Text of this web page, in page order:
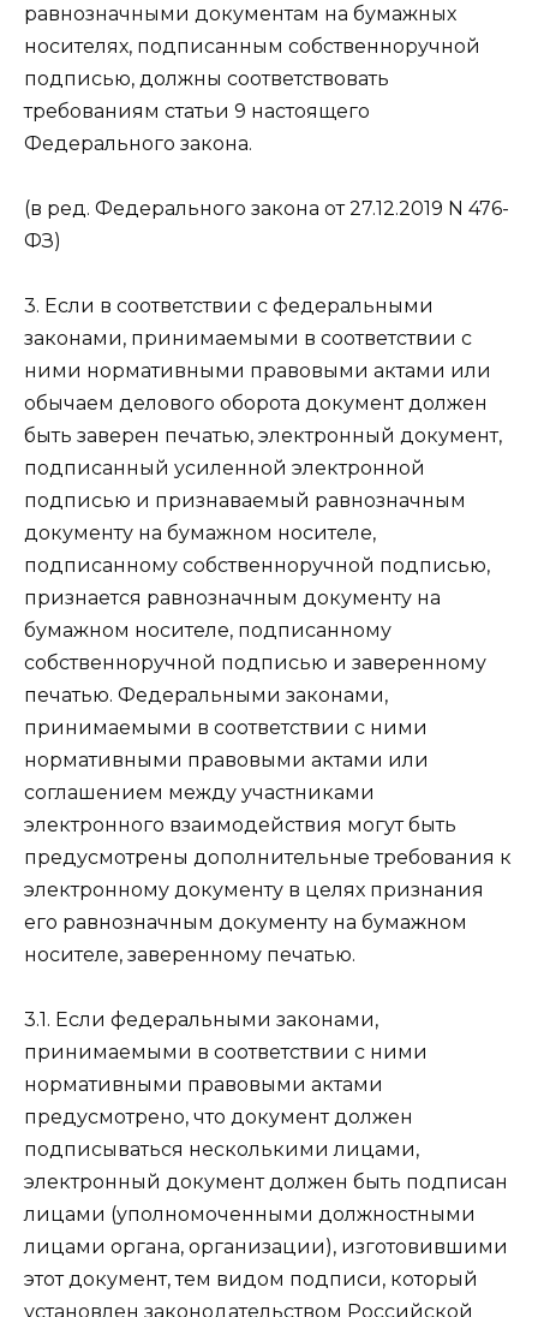
равнозначными документам на бумажных
носителях, подписанным собственноручной
подписью, должны соответствовать
требованиям статьи 9 настоящего
Федерального закона.
(в ред. Федерального закона от 27.12.2019 N 476-
ФЗ)
3. Если в соответствии с федеральными
законами, принимаемыми в соответствии с
ними нормативными правовыми актами или
обычаем делового оборота документ должен
быть заверен печатью, электронный документ,
подписанный усиленной электронной
подписью и признаваемый равнозначным
документу на бумажном носителе,
подписанному собственноручной подписью,
признается равнозначным документу на
бумажном носителе, подписанному
собственноручной подписью и заверенному
печатью. Федеральными законами,
принимаемыми в соответствии с ними
нормативными правовыми актами или
соглашением между участниками
электронного взаимодействия могут быть
предусмотрены дополнительные требования к
электронному документу в целях признания
его равнозначным документу на бумажном
носителе, заверенному печатью.
3.1. Если федеральными законами,
принимаемыми в соответствии с ними
нормативными правовыми актами
предусмотрено, что документ должен
подписываться несколькими лицами,
электронный документ должен быть подписан
лицами (уполномоченными должностными
лицами органа, организации), изготовившими
этот документ, тем видом подписи, который
установлен законодательством Российской